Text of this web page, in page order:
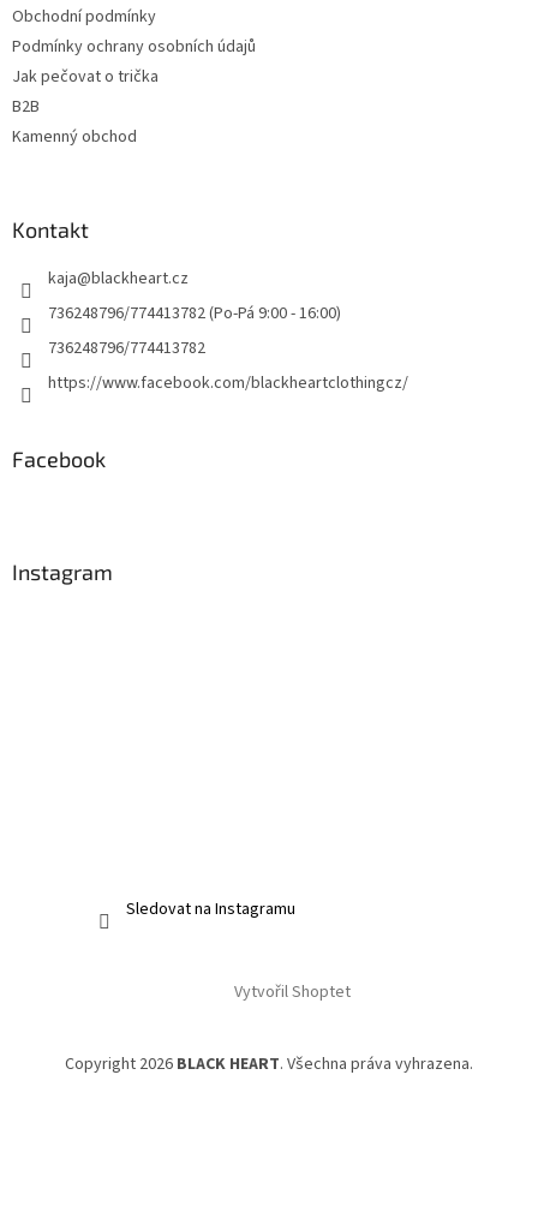
Obchodní podmínky
Podmínky ochrany osobních údajů
Jak pečovat o trička
B2B
Kamenný obchod
Kontakt
kaja@blackheart.cz
736248796/774413782 (Po-Pá 9:00 - 16:00)
736248796/774413782
https://www.facebook.com/blackheartclothingcz/
Facebook
Instagram
Sledovat na Instagramu
Vytvořil Shoptet
Copyright 2026 BLACK HEART. Všechna práva vyhrazena.